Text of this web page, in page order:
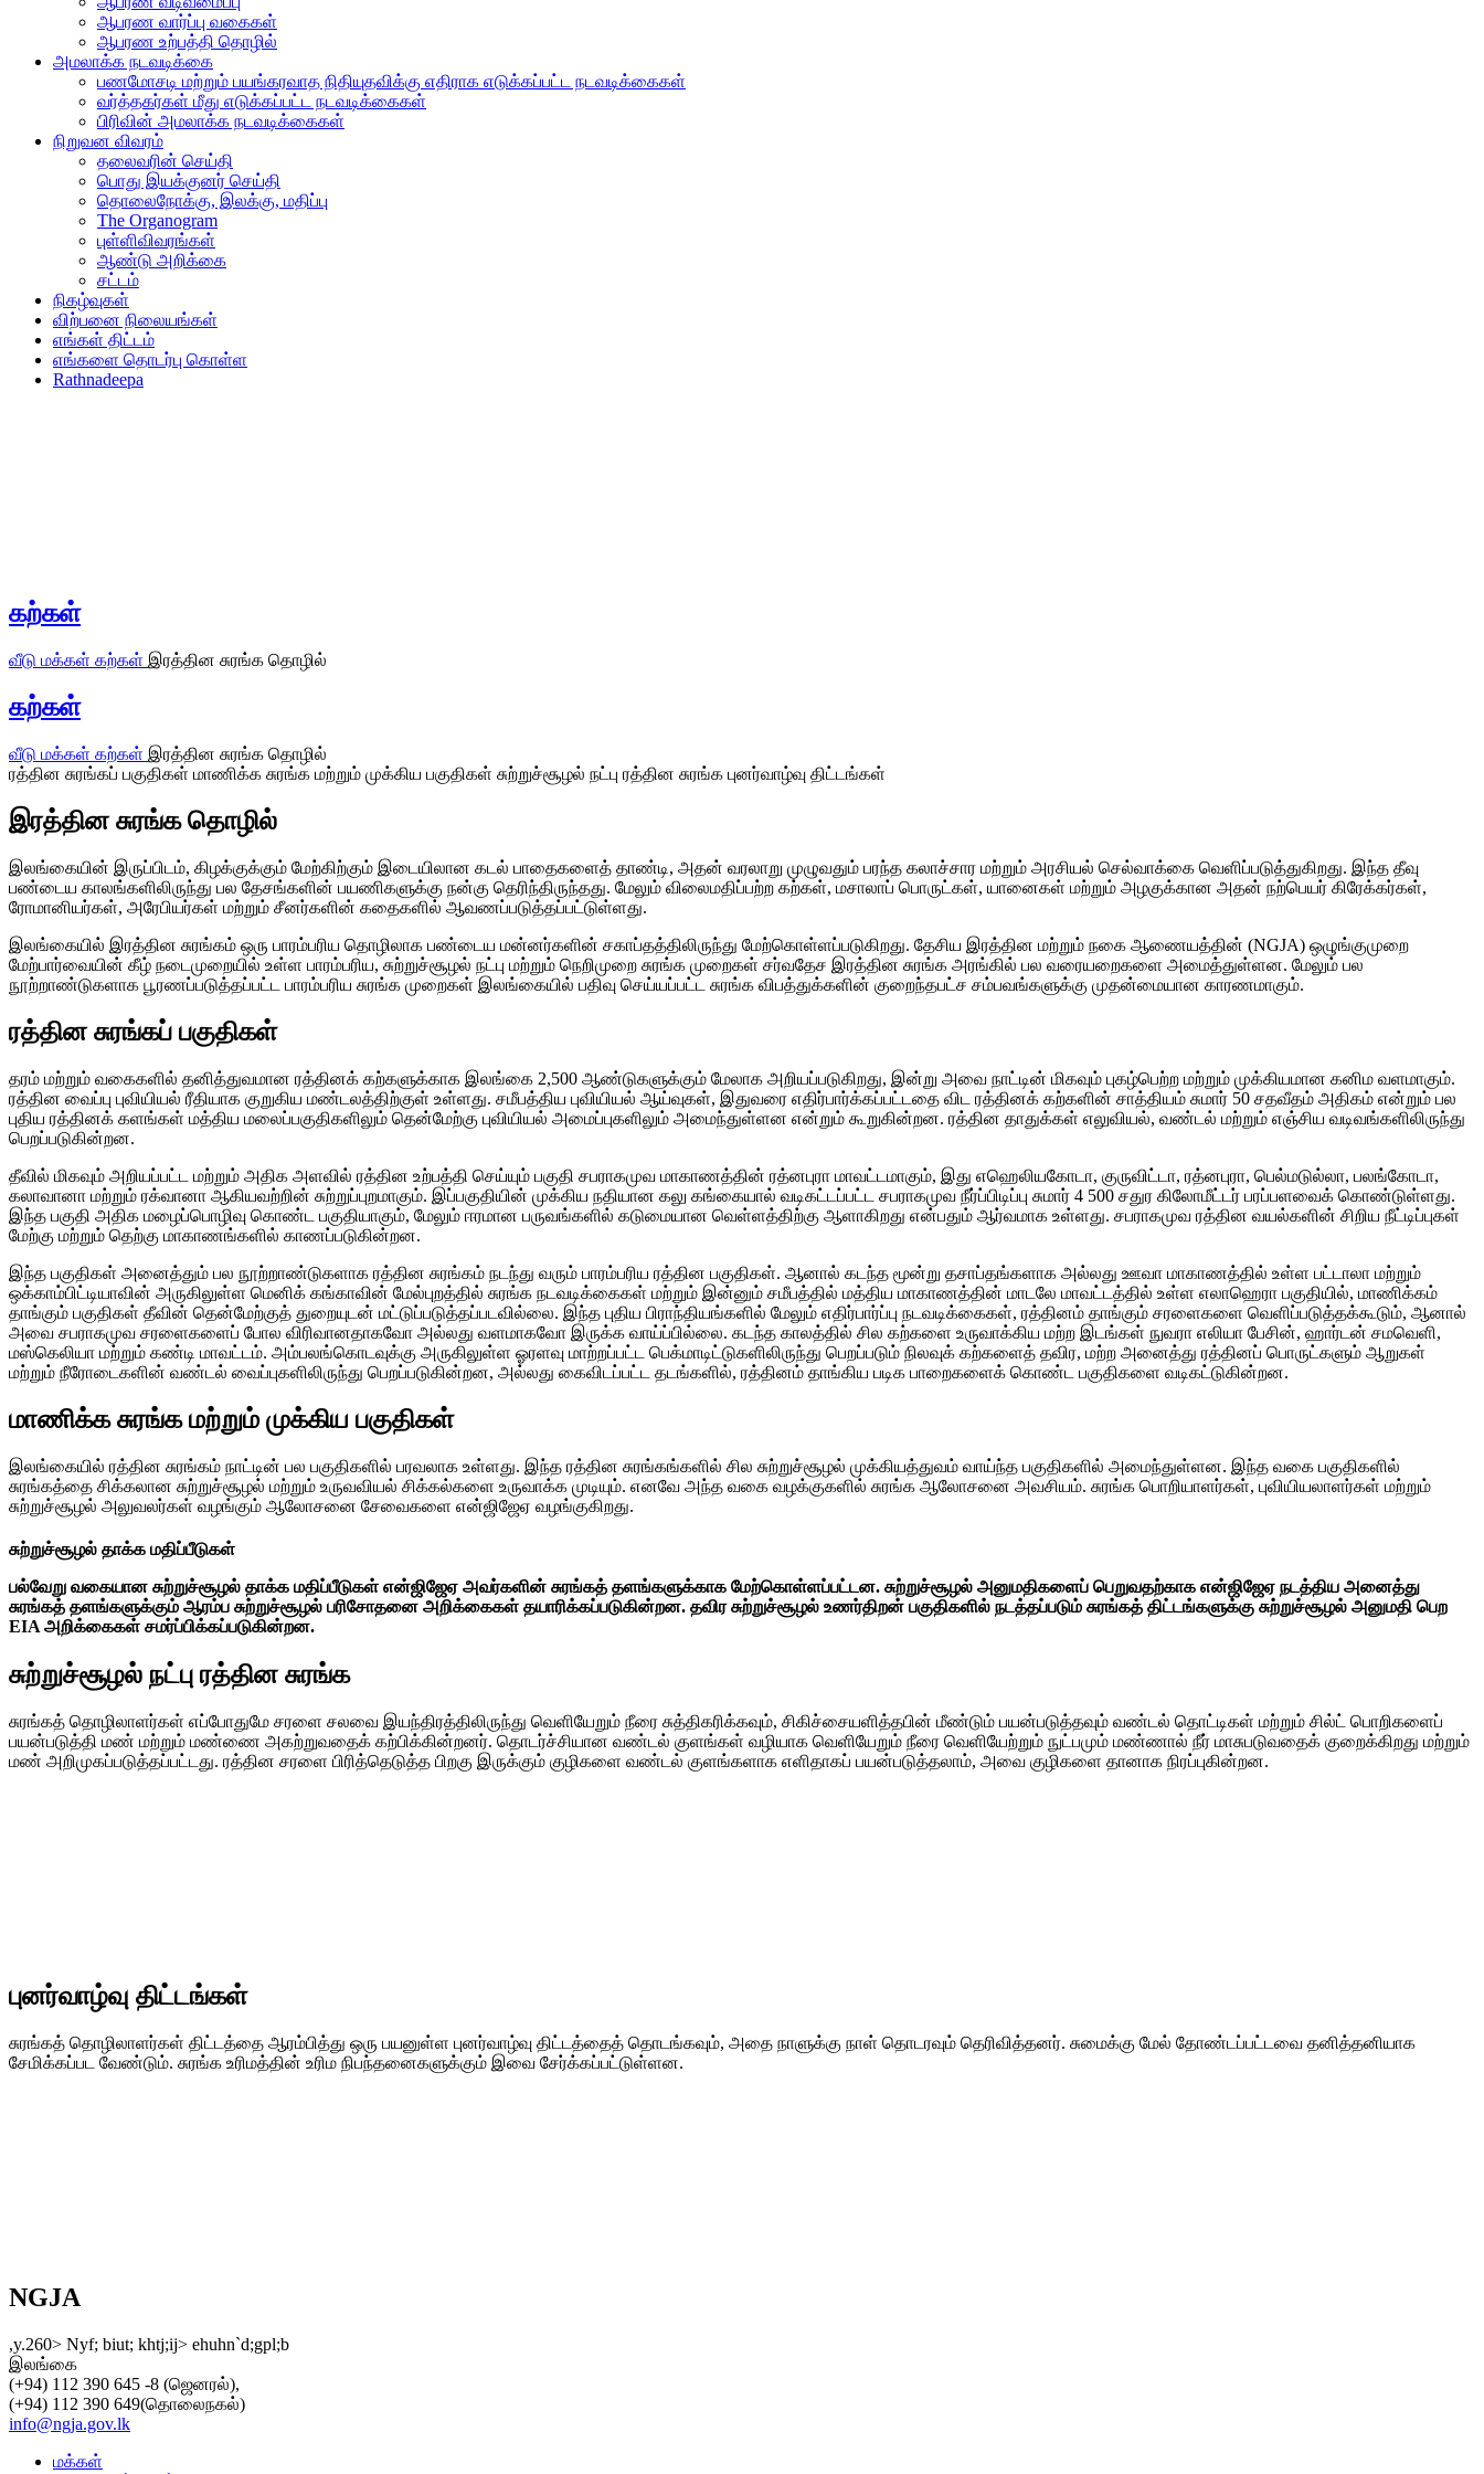
ஆபரண வார்ப்பு வகைகள்
ஆபரண உற்பத்தி தொழில்
அமலாக்க நடவடிக்கை
பணமோசடி மற்றும் பயங்கரவாத நிதியுதவிக்கு எதிராக எடுக்கப்பட்ட நடவடிக்கைகள்
வர்த்தகர்கள் மீது எடுக்கப்பட்ட நடவடிக்கைகள்
பிரிவின் அமலாக்க நடவடிக்கைகள்
நிறுவன விவரம்
தலைவரின் செய்தி
பொது இயக்குனர் செய்தி
தொலைநோக்கு, இலக்கு, மதிப்பு
The Organogram
புள்ளிவிவரங்கள்
ஆண்டு அறிக்கை
சட்டம்
நிகழ்வுகள்
விற்பனை நிலையங்கள்
எங்கள் திட்டம்
எங்களை தொடர்பு கொள்ள
Rathnadeepa
கற்கள்
வீடு மக்கள் கற்கள் இரத்தின சுரங்க தொழில்
கற்கள்
வீடு மக்கள் கற்கள் இரத்தின சுரங்க தொழில்
ரத்தின சுரங்கப் பகுதிகள் மாணிக்க சுரங்க மற்றும் முக்கிய பகுதிகள் சுற்றுச்சூழல் நட்பு ரத்தின சுரங்க புனர்வாழ்வு திட்டங்கள்
இரத்தின சுரங்க தொழில்
இலங்கையின் இருப்பிடம், கிழக்குக்கும் மேற்கிற்கும் இடையிலான கடல் பாதைகளைத் தாண்டி, அதன் வரலாறு முழுவதும் பரந்த கலாச்சார மற்றும் அரசியல் செல்வாக்கை வெளிப்படுத்துகிறது. இந்த தீவு
பண்டைய காலங்களிலிருந்து பல தேசங்களின் பயணிகளுக்கு நன்கு தெரிந்திருந்தது. மேலும் விலைமதிப்பற்ற கற்கள், மசாலாப் பொருட்கள், யானைகள் மற்றும் அழகுக்கான அதன் நற்பெயர் கிரேக்கர்கள்,
ரோமானியர்கள், அரேபியர்கள் மற்றும் சீனர்களின் கதைகளில் ஆவணப்படுத்தப்பட்டுள்ளது.
இலங்கையில் இரத்தின சுரங்கம் ஒரு பாரம்பரிய தொழிலாக பண்டைய மன்னர்களின் சகாப்தத்திலிருந்து மேற்கொள்ளப்படுகிறது. தேசிய இரத்தின மற்றும் நகை ஆணையத்தின் (NGJA) ஒழுங்குமுறை
மேற்பார்வையின் கீழ் நடைமுறையில் உள்ள பாரம்பரிய, சுற்றுச்சூழல் நட்பு மற்றும் நெறிமுறை சுரங்க முறைகள் சர்வதேச இரத்தின சுரங்க அரங்கில் பல வரையறைகளை அமைத்துள்ளன. மேலும் பல
நூற்றாண்டுகளாக பூரணப்படுத்தப்பட்ட பாரம்பரிய சுரங்க முறைகள் இலங்கையில் பதிவு செய்யப்பட்ட சுரங்க விபத்துக்களின் குறைந்தபட்ச சம்பவங்களுக்கு முதன்மையான காரணமாகும்.
ரத்தின சுரங்கப் பகுதிகள்
தரம் மற்றும் வகைகளில் தனித்துவமான ரத்தினக் கற்களுக்காக இலங்கை 2,500 ஆண்டுகளுக்கும் மேலாக அறியப்படுகிறது, இன்று அவை நாட்டின் மிகவும் புகழ்பெற்ற மற்றும் முக்கியமான கனிம வளமாகும்.
ரத்தின வைப்பு புவியியல் ரீதியாக குறுகிய மண்டலத்திற்குள் உள்ளது. சமீபத்திய புவியியல் ஆய்வுகள், இதுவரை எதிர்பார்க்கப்பட்டதை விட ரத்தினக் கற்களின் சாத்தியம் சுமார் 50 சதவீதம் அதிகம் என்றும் பல
புதிய ரத்தினக் களங்கள் மத்திய மலைப்பகுதிகளிலும் தென்மேற்கு புவியியல் அமைப்புகளிலும் அமைந்துள்ளன என்றும் கூறுகின்றன. ரத்தின தாதுக்கள் எலுவியல், வண்டல் மற்றும் எஞ்சிய வடிவங்களிலிருந்து
பெறப்படுகின்றன.
தீவில் மிகவும் அறியப்பட்ட மற்றும் அதிக அளவில் ரத்தின உற்பத்தி செய்யும் பகுதி சபராகமுவ மாகாணத்தின் ரத்னபுரா மாவட்டமாகும், இது எஹெலியகோடா, குருவிட்டா, ரத்னபுரா, பெல்மடுல்லா, பலங்கோடா,
கலாவானா மற்றும் ரக்வானா ஆகியவற்றின் சுற்றுப்புறமாகும். இப்பகுதியின் முக்கிய நதியான கலு கங்கையால் வடிகட்டப்பட்ட சபராகமுவ நீர்ப்பிடிப்பு சுமார் 4 500 சதுர கிலோமீட்டர் பரப்பளவைக் கொண்டுள்ளது.
இந்த பகுதி அதிக மழைப்பொழிவு கொண்ட பகுதியாகும், மேலும் ஈரமான பருவங்களில் கடுமையான வெள்ளத்திற்கு ஆளாகிறது என்பதும் ஆர்வமாக உள்ளது. சபராகமுவ ரத்தின வயல்களின் சிறிய நீட்டிப்புகள்
மேற்கு மற்றும் தெற்கு மாகாணங்களில் காணப்படுகின்றன.
இந்த பகுதிகள் அனைத்தும் பல நூற்றாண்டுகளாக ரத்தின சுரங்கம் நடந்து வரும் பாரம்பரிய ரத்தின பகுதிகள். ஆனால் கடந்த மூன்று தசாப்தங்களாக அல்லது ஊவா மாகாணத்தில் உள்ள பட்டாலா மற்றும்
ஒக்காம்பிட்டியாவின் அருகிலுள்ள மெனிக் கங்காவின் மேல்புறத்தில் சுரங்க நடவடிக்கைகள் மற்றும் இன்னும் சமீபத்தில் மத்திய மாகாணத்தின் மாடலே மாவட்டத்தில் உள்ள எலாஹெரா பகுதியில், மாணிக்கம்
தாங்கும் பகுதிகள் தீவின் தென்மேற்குத் துறையுடன் மட்டுப்படுத்தப்படவில்லை. இந்த புதிய பிராந்தியங்களில் மேலும் எதிர்பார்ப்பு நடவடிக்கைகள், ரத்தினம் தாங்கும் சரளைகளை வெளிப்படுத்தக்கூடும், ஆனால்
அவை சபராகமுவ சரளைகளைப் போல விரிவானதாகவோ அல்லது வளமாகவோ இருக்க வாய்ப்பில்லை. கடந்த காலத்தில் சில கற்களை உருவாக்கிய மற்ற இடங்கள் நுவரா எலியா பேசின், ஹார்டன் சமவெளி,
மஸ்கெலியா மற்றும் கண்டி மாவட்டம். அம்பலங்கொடவுக்கு அருகிலுள்ள ஓரளவு மாற்றப்பட்ட பெக்மாடிட்டுகளிலிருந்து பெறப்படும் நிலவுக் கற்களைத் தவிர, மற்ற அனைத்து ரத்தினப் பொருட்களும் ஆறுகள்
மற்றும் நீரோடைகளின் வண்டல் வைப்புகளிலிருந்து பெறப்படுகின்றன, அல்லது கைவிடப்பட்ட தடங்களில், ரத்தினம் தாங்கிய படிக பாறைகளைக் கொண்ட பகுதிகளை வடிகட்டுகின்றன.
மாணிக்க சுரங்க மற்றும் முக்கிய பகுதிகள்
இலங்கையில் ரத்தின சுரங்கம் நாட்டின் பல பகுதிகளில் பரவலாக உள்ளது. இந்த ரத்தின சுரங்கங்களில் சில சுற்றுச்சூழல் முக்கியத்துவம் வாய்ந்த பகுதிகளில் அமைந்துள்ளன. இந்த வகை பகுதிகளில்
சுரங்கத்தை சிக்கலான சுற்றுச்சூழல் மற்றும் உருவவியல் சிக்கல்களை உருவாக்க முடியும். எனவே அந்த வகை வழக்குகளில் சுரங்க ஆலோசனை அவசியம். சுரங்க பொறியாளர்கள், புவியியலாளர்கள் மற்றும்
சுற்றுச்சூழல் அலுவலர்கள் வழங்கும் ஆலோசனை சேவைகளை என்ஜிஜேஏ வழங்குகிறது.
சுற்றுச்சூழல் தாக்க மதிப்பீடுகள்
பல்வேறு வகையான சுற்றுச்சூழல் தாக்க மதிப்பீடுகள் என்ஜிஜேஏ அவர்களின் சுரங்கத் தளங்களுக்காக மேற்கொள்ளப்பட்டன. சுற்றுச்சூழல் அனுமதிகளைப் பெறுவதற்காக என்ஜிஜேஏ நடத்திய அனைத்து
சுரங்கத் தளங்களுக்கும் ஆரம்ப சுற்றுச்சூழல் பரிசோதனை அறிக்கைகள் தயாரிக்கப்படுகின்றன. தவிர சுற்றுச்சூழல் உணர்திறன் பகுதிகளில் நடத்தப்படும் சுரங்கத் திட்டங்களுக்கு சுற்றுச்சூழல் அனுமதி பெற
EIA அறிக்கைகள் சமர்ப்பிக்கப்படுகின்றன.
சுற்றுச்சூழல் நட்பு ரத்தின சுரங்க
சுரங்கத் தொழிலாளர்கள் எப்போதுமே சரளை சலவை இயந்திரத்திலிருந்து வெளியேறும் நீரை சுத்திகரிக்கவும், சிகிச்சையளித்தபின் மீண்டும் பயன்படுத்தவும் வண்டல் தொட்டிகள் மற்றும் சில்ட் பொறிகளைப்
பயன்படுத்தி மண் மற்றும் மண்ணை அகற்றுவதைக் கற்பிக்கின்றனர். தொடர்ச்சியான வண்டல் குளங்கள் வழியாக வெளியேறும் நீரை வெளியேற்றும் நுட்பமும் மண்ணால் நீர் மாசுபடுவதைக் குறைக்கிறது மற்றும்
மண் அறிமுகப்படுத்தப்பட்டது. ரத்தின சரளை பிரித்தெடுத்த பிறகு இருக்கும் குழிகளை வண்டல் குளங்களாக எளிதாகப் பயன்படுத்தலாம், அவை குழிகளை தானாக நிரப்புகின்றன.
புனர்வாழ்வு திட்டங்கள்
சுரங்கத் தொழிலாளர்கள் திட்டத்தை ஆரம்பித்து ஒரு பயனுள்ள புனர்வாழ்வு திட்டத்தைத் தொடங்கவும், அதை நாளுக்கு நாள் தொடரவும் தெரிவித்தனர். சுமைக்கு மேல் தோண்டப்பட்டவை தனித்தனியாக
சேமிக்கப்பட வேண்டும். சுரங்க உரிமத்தின் உரிம நிபந்தனைகளுக்கும் இவை சேர்க்கப்பட்டுள்ளன.
NGJA
,y.260> Nyf; biut; khtj;ij> ehuhn`d;gpl;b
இலங்கை
(+94) 112 390 645 -8 (ஜெனரல்),
(+94) 112 390 649(தொலைநகல்)
info@ngja.gov.lk
மக்கள்